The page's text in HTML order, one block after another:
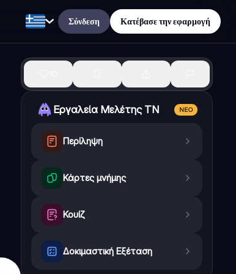
Σύνδεση Κατέβασε την εφαρμογή
Εργαλεία Μελέτης ΤΝ ΝΈΟ
Περίληψη
Κάρτες μνήμης
Κουίζ
Δοκιμαστική Εξέταση